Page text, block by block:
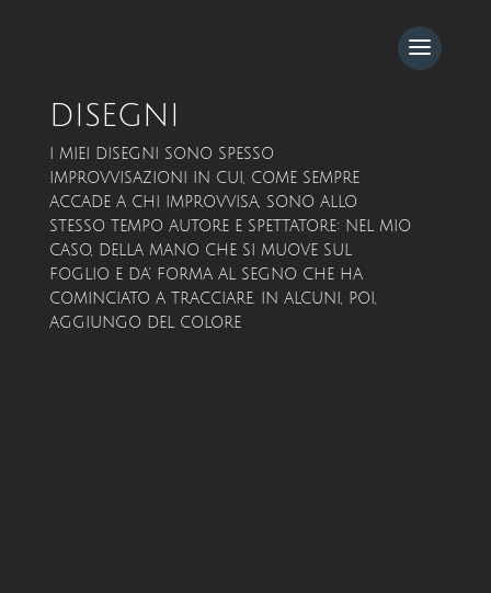
DISEGNI
I MIEI DISEGNI SONO SPESSO
IMPROVVISAZIONI IN CUI, COME SEMPRE
ACCADE A CHI IMPROVVISA, SONO ALLO
STESSO TEMPO AUTORE E SPETTATORE: NEL MIO
CASO, DELLA MANO CHE SI MUOVE SUL
FOGLIO E DA’ FORMA AL SEGNO CHE HA
COMINCIATO A TRACCIARE. IN ALCUNI, POI,
AGGIUNGO DEL COLORE